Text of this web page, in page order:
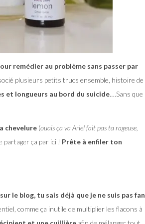
remédier au problème sans passer par
plusieurs petits trucs ensemble, histoire de
et longueurs au bord du suicide….Sans que
chevelure (ouais ça va Ariel fait pas ta rageuse,
partager ça par ici ! Prête à enfiler ton
le blog, tu sais déjà que je ne suis pas fan
comme ça inutile de multiplier les flacons à